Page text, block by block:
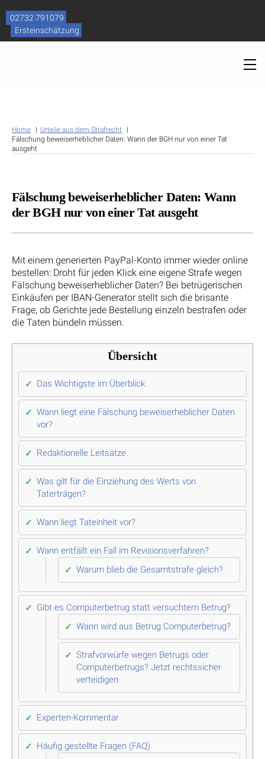
content
02732 791079
Ersteinschätzung
Home
Urteile aus dem Strafrecht
Fälschung beweiserheblicher Daten: Wann der BGH nur von einer Tat
ausgeht
Fälschung beweiserheblicher Daten: Wann
der BGH nur von einer Tat ausgeht
Mit einem generierten PayPal-Konto immer wieder online
bestellen: Droht für jeden Klick eine eigene Strafe wegen
Fälschung beweiserheblicher Daten? Bei betrügerischen
Einkäufen per IBAN-Generator stellt sich die brisante
Frage, ob Gerichte jede Bestellung einzeln bestrafen oder
die Taten bündeln müssen.
Übersicht
Das Wichtigste im Überblick
Wann liegt eine Fälschung beweiserheblicher Daten
vor?
Redaktionelle Leitsätze
Was gilt für die Einziehung des Werts von
Taterträgen?
Wann liegt Tateinheit vor?
Wann entfällt ein Fall im Revisionsverfahren?
Warum blieb die Gesamtstrafe gleich?
Gibt es Computerbetrug statt versuchtem Betrug?
Wann wird aus Betrug Computerbetrug?
Strafvorwürfe wegen Betrugs oder
Computerbetrugs? Jetzt rechtssicher
verteidigen
Experten-Kommentar
Häufig gestellte Fragen (FAQ)